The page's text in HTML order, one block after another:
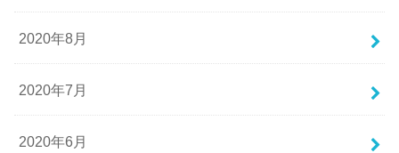
2020年8月
2020年7月
2020年6月